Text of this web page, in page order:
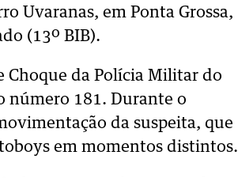
Uvaranas, em Ponta Grossa,
(13º BIB).
Choque da Polícia Militar do
número 181. Durante o
da suspeita, que
em momentos distintos.